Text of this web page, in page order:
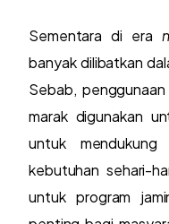
Sementara di era
banyak dilibatkan
Sebab,
marak digunakan
untuk mendukung
kebutuhan sehari-
untuk program